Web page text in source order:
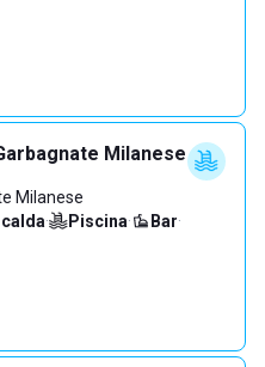
Milanese
Milanese
· Piscina· Bar·